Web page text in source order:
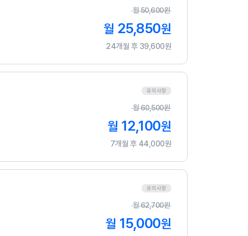
월50,600원
월 25,850원
24개월 후 39,600원
유의사항
월60,500원
월 12,100원
7개월 후 44,000원
유의사항
월62,700원
월 15,000원